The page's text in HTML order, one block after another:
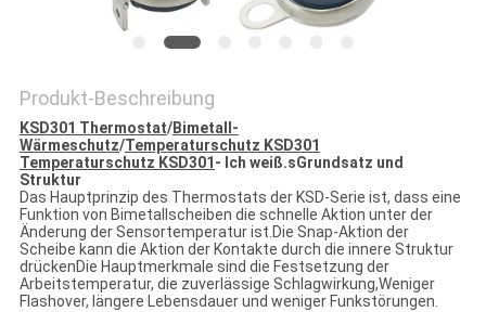
Produkt-Beschreibung
KSD301 Thermostat/Bimetall-
Wärmeschutz/Temperaturschutz KSD301
Temperaturschutz KSD301 - Ich weiß.sGrundsatz und
Struktur
Das Hauptprinzip des Thermostats der KSD-Serie ist, dass eine
Funktion von Bimetallscheiben die schnelle Aktion unter der
Änderung der Sensortemperatur ist.Die Snap-Aktion der
Scheibe kann die Aktion der Kontakte durch die innere Struktur
drückenDie Hauptmerkmale sind die Festsetzung der
Arbeitstemperatur, die zuverlässige Schlagwirkung,Weniger
Flashover, längere Lebensdauer und weniger Funkstörungen.